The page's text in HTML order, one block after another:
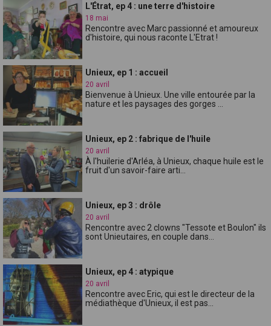
L'Étrat, ep 4 : une terre d'histoire
18 mai
Rencontre avec Marc passionné et amoureux
d'histoire, qui nous raconte L'Etrat !
Unieux, ep 1 : accueil
20 avril
Bienvenue à Unieux. Une ville entourée par la
nature et les paysages des gorges ...
Unieux, ep 2 : fabrique de l'huile
20 avril
À l'huilerie d'Arléa, à Unieux, chaque huile est le
fruit d'un savoir-faire arti...
Unieux, ep 3 : drôle
20 avril
Rencontre avec 2 clowns "Tessote et Boulon" ils
sont Unieutaires, en couple dans...
Unieux, ep 4 : atypique
20 avril
Rencontre avec Eric, qui est le directeur de la
médiathèque d'Unieux, il est pas...